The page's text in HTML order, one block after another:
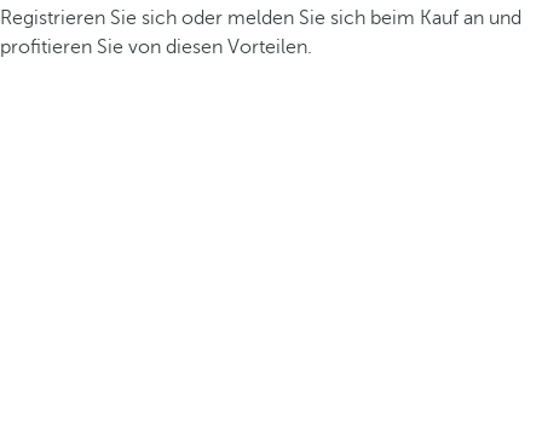
Registrieren Sie sich oder melden Sie sich beim Kauf an und
profitieren Sie von diesen Vorteilen.